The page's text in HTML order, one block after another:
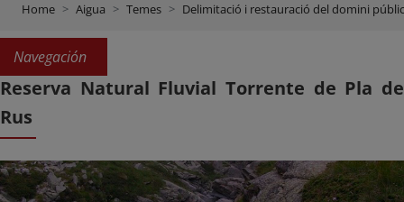
Home Aigua Temes Delimitació i restauració del domini
Navegación
Reserva Natural Fluvial Torrente de Pla de
Rus